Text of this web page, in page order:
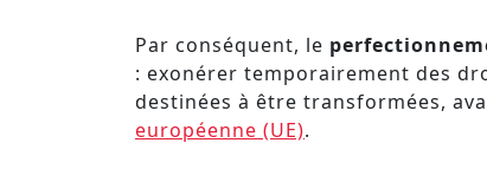
Par conséquent, le
: exonérer temporairement des
destinées à être transformées,
européenne (UE).